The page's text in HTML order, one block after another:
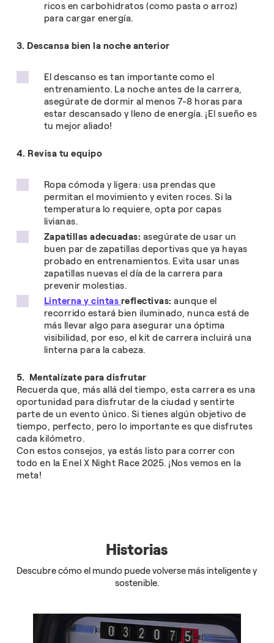
ricos en carbohidratos (como pasta o arroz)
para cargar energía.
3. Descansa bien la noche anterior
El descanso es tan importante como el
entrenamiento. La noche antes de la carrera,
asegúrate de dormir al menos 7-8 horas para
estar descansado y lleno de energía. ¡El sueño es
tu mejor aliado!
4. Revisa tu equipo
Ropa cómoda y ligera: usa prendas que
permitan el movimiento y eviten roces. Si la
temperatura lo requiere, opta por capas
livianas.
Zapatillas adecuadas: asegúrate de usar un
buen par de zapatillas deportivas que ya hayas
probado en entrenamientos. Evita usar unas
zapatillas nuevas el día de la carrera para
prevenir molestias.
Linterna y cintas reflectivas: aunque el
recorrido estará bien iluminado, nunca está de
más llevar algo para asegurar una óptima
visibilidad, por eso, el kit de carrera incluirá una
linterna para la cabeza.
5. Mentalízate para disfrutar
Recuerda que, más allá del tiempo, esta carrera es una
oportunidad para disfrutar de la ciudad y sentirte
parte de un evento único. Si tienes algún objetivo de
tiempo, perfecto, pero lo importante es que disfrutes
cada kilómetro.
Con estos consejos, ya estás listo para correr con
todo en la Enel X Night Race 2025. ¡Nos vemos en la
meta!
Historias
Descubre cómo el mundo puede volverse más inteligente y
sostenible.